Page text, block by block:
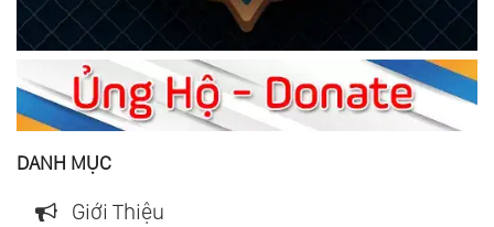
DANH MỤC
Giới Thiệu